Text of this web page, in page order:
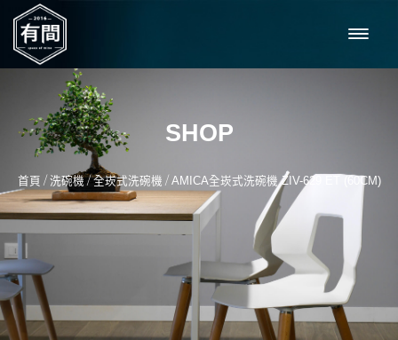
SHOP
首頁 / 洗碗機/全崁式洗碗機 / AMICA全崁式洗碗機 ZIV-629 ET (60CM)